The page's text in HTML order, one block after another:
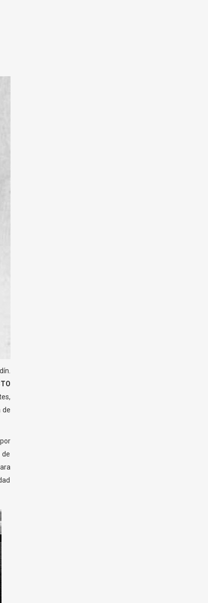
de